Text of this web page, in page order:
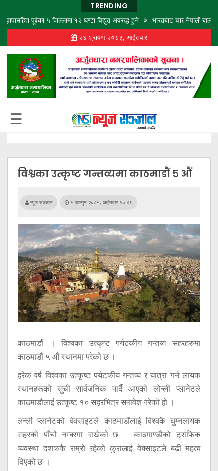
TRENDING
पूर्वका ५ जिल्लामा १२ घण्टा विद्युत् अवरुद्ध हुने
भारतबाट चार नेपाली
२४ श्रावण २०८३, आईतवार
☰
विश्वका उत्कृष्ट गन्तव्यमा काठमाडौं ५ औं
न्यूज सञ्जाल ५ फाल्गुन २०७५, आईतवार १०:४९
काठमाडाैं । विश्वका उत्कृष्ट पर्यटकीय गन्तव्य सहरहरुमा
काठमाडौं ५ औं स्थानमा परेको छ ।
हरेक वर्ष विश्वका उत्कृष्ट पर्यटकीय गन्तव्य र यात्रा गर्न लायक
स्थानहरूको सुची सार्वजनिक पार्दै आएको लोन्ली प्लानेटले
काठमाडौंलाई उत्कृष्ट १० सहरभित्र समावेश गरेको हो ।
लन्ली प्लानेटको वेवसाइटले काठमाडौंलाई विश्वकै घुम्नलायक
सहरको पाँचौ नम्बरमा राखेको छ । काठमाण्डौको ट्राफिक
व्यवस्था दशककै राम्रो रहेको कुरालाई वेबसाइटले बढी महत्व
दिएको छ ।
पृष्ठ
समाज
विचार
शिक्षा
खेलकुद
सूचना
प्रविधि
अन्तर्वार्ता
अन्तर्राष्ट्रिय
स्वास्थ्य
विज्ञापन